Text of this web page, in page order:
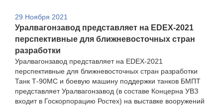
29 Ноября 2021
Уралвагонзавод представляет на EDEX-2021
перспективные для ближневосточных стран
разработки
Уралвагонзавод представляет на EDEX-2021
перспективные для ближневосточных стран разработки
Танк Т-90МС и боевую машину поддержки танков БМПТ
представляет Уралвагонзавод (в составе Концерна УВЗ
входит в Госкорпорацию Ростех) на выставке вооружений